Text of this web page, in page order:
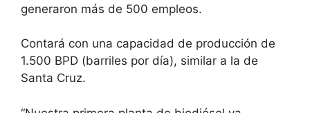
generaron más de 500 empleos.
Contará con una capacidad de producción de
1.500 BPD (barriles por día), similar a la de
Santa Cruz.